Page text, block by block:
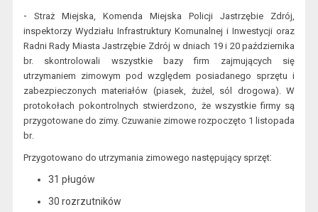
- Straż Miejska, Komenda Miejska Policji Jastrzębie Zdrój,
inspektorzy Wydziału Infrastruktury Komunalnej i Inwestycji oraz
Radni Rady Miasta Jastrzębie Zdrój w dniach 19 i 20 października
br. skontrolowali wszystkie bazy firm zajmujących się
utrzymaniem zimowym pod względem posiadanego sprzętu i
zabezpieczonych materiałów (piasek, żużel, sól drogowa). W
protokołach pokontrolnych stwierdzono, że wszystkie firmy są
przygotowane do zimy. Czuwanie zimowe rozpoczęto 1 listopada
br.
Przygotowano do utrzymania zimowego następujący sprzęt:
31 pługów
30 rozrzutników